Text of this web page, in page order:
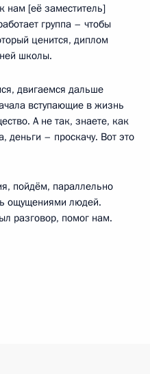
нам [её заместитель]
группа – чтобы
ценится, диплом
школы.
двигаемся дальше
вступающие в жизнь
А не так, знаете, как
– проскачу. Вот это
пойдём, параллельно
ощущениями людей.
разговор, помог нам.